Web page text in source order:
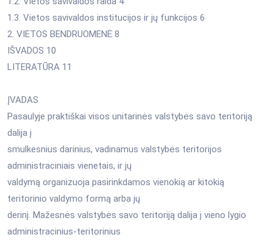
1.3. Vietos savivaldos institucijos ir jų funkcijos 6
2. VIETOS BENDRUOMENĖ 8
IŠVADOS 10
LITERATŪRA 11
ĮVADAS
Pasaulyje praktiškai visos unitarinės valstybės savo teritoriją
dalija į
smulkesnius darinius, vadinamus valstybės teritorijos
administraciniais vienetais, ir jų
valdymą organizuoja pasirinkdamos vienokią ar kitokią
teritorinio valdymo formą arba jų
derinį. Mažesnės valstybės savo teritoriją dalija į vieno lygio
administracinius-teritorinius